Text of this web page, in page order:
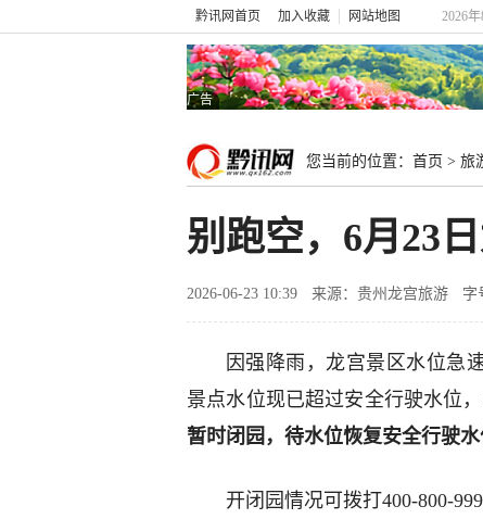
黔讯网首页 加入收藏 网站地图 2026
广告
您当前的位置： 首页 > 旅
别跑空，6月23
2026-06-23 10:39 来源：贵州龙宫旅游 字
因强降雨，龙宫景区水位急
景点水位现已超过安全行驶水位
暂时闭园，待水位恢复安全行驶
开闭园情况可拨打400-800-